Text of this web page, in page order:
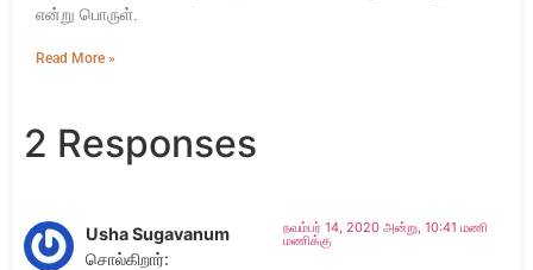
என்று பொருள்.
Read More »
2 Responses
Usha Sugavanum
சொல்கிறார்:
நவம்பர் 14, 2020 அன்று, 10:41 மணி
மணிக்கு